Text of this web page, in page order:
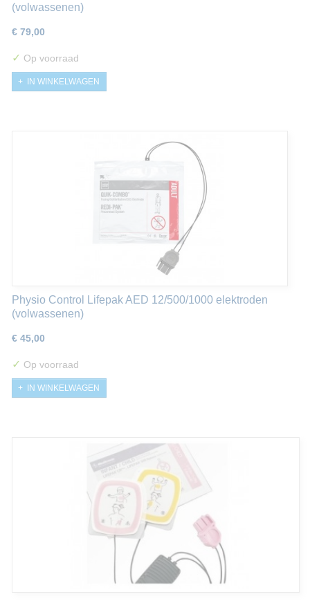
(volwassenen)
€ 79,00
✓ Op voorraad
IN WINKELWAGEN
Physio Control Lifepak AED 12/500/1000 elektroden
(volwassenen)
€ 45,00
✓ Op voorraad
IN WINKELWAGEN